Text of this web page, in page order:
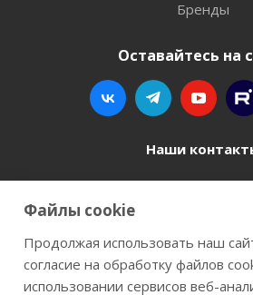
Бренды
Оставайтесь на
Наши
8 800 77-00-
г. Пермь, ул. Павла
помещение
Файлы cookie
Продолжая использовать наш
согласие на обработку файлов
использовании сервисов веб-